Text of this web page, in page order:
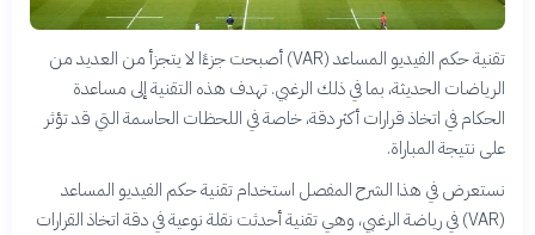
تقنية حكم الفيديو المساعد (VAR) أصبحت جزءًا لا يتجزأ من العديد من
الرياضات الحديثة، بما في ذلك الرغبي. تهدف هذه التقنية إلى مساعدة
الحكام في اتخاذ قرارات أكثر دقة، خاصة في اللحظات الحاسمة التي قد تؤثر
على نتيجة المباراة.
نستعرض في هذا الشرح المفصل استخدام تقنية حكم الفيديو المساعد
(VAR) في رياضة الرغبي، وهي تقنية أحدثت نقلة نوعية في دقة اتخاذ القرارات